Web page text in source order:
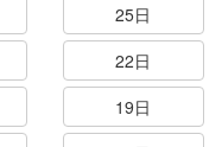
25日
22日
19日